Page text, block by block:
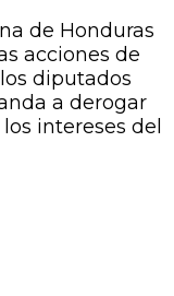
de Honduras
acciones de
diputados
a derogar
intereses del